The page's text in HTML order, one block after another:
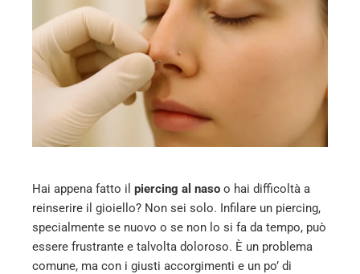
Hai appena fatto il piercing al naso o hai difficoltà a
reinserire il gioiello? Non sei solo. Infilare un piercing,
specialmente se nuovo o se non lo si fa da tempo, può
essere frustrante e talvolta doloroso. È un problema
comune, ma con i giusti accorgimenti e un po’ di